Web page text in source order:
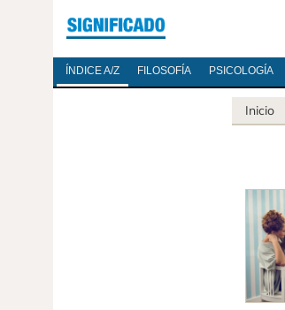
ÍNDICE A/Z FILOSOFÍA PSICOLOGÍA
Inicio